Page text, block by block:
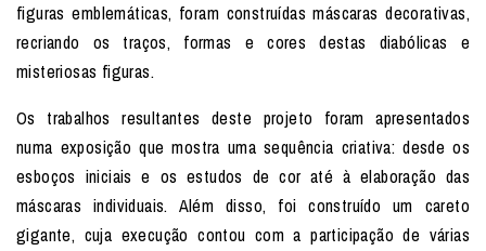
figuras emblemáticas, foram construídas máscaras decorativas,
recriando os traços, formas e cores destas diabólicas e
misteriosas figuras.
Os trabalhos resultantes deste projeto foram apresentados
numa exposição que mostra uma sequência criativa: desde os
esboços iniciais e os estudos de cor até à elaboração das
máscaras individuais. Além disso, foi construído um careto
gigante, cuja execução contou com a participação de várias